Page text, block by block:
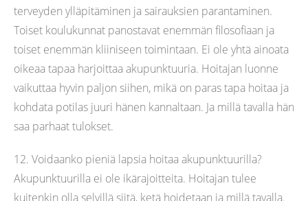
terveyden ylläpitäminen ja sairauksien parantaminen.
Toiset koulukunnat panostavat enemmän filosofiaan ja
toiset enemmän kliiniseen toimintaan. Ei ole yhtä ainoata
oikeaa tapaa harjoittaa akupunktuuria. Hoitajan luonne
vaikuttaa hyvin paljon siihen, mikä on paras tapa hoitaa ja
kohdata potilas juuri hänen kannaltaan. Ja millä tavalla hän
saa parhaat tulokset.
12. Voidaanko pieniä lapsia hoitaa akupunktuurilla?
Akupunktuurilla ei ole ikärajoitteita. Hoitajan tulee
kuitenkin olla selvillä siitä, ketä hoidetaan ja millä tavalla.